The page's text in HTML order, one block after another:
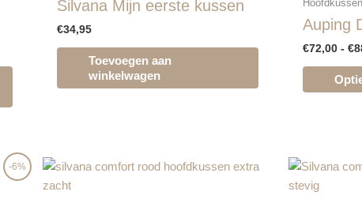
Silvana Mijn eerste kussen
€34,95
Toevoegen aan
winkelwagen
Auping
€72,00 - €
-6%